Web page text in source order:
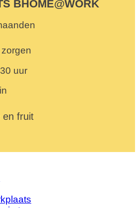
BHOME@WORK
uur
en fruit